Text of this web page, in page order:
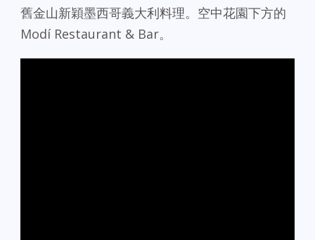
舊金山新穎墨西哥義大利料理。空中花園下方的
Modí Restaurant & Bar。